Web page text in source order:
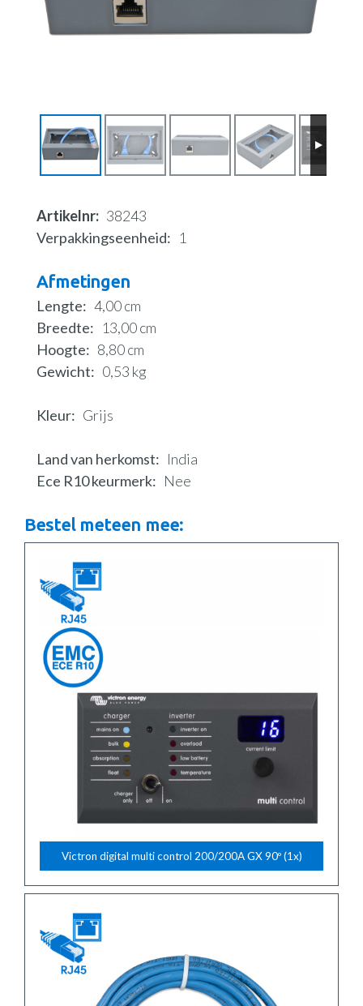
Artikelnr
38243
Verpakkingseenheid
1
Afmetingen
Lengte
4,00 cm
Breedte
13,00 cm
Hoogte
8,80 cm
Gewicht
0,53 kg
Kleur Grijs
Land van herkomst
India
Ece R10 keurmerk
Nee
Bestel meteen mee:
Victron digital multi control 200/200A GX 90º (1x)